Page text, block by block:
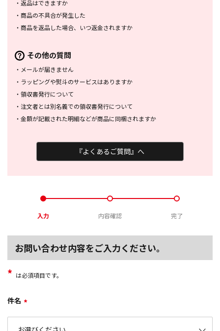
・ 返品はできますか
・ 商品の不具合が発生した
・ 商品を返品した場合、 いつ返金されますか
その他の質問
・ メールが届きません
・ ラッピングや熨斗のサービスはありますか
・ 領収書発行について
・ 注文者とは別名義での領収書発行について
・ 金額が記載された明細などが商品に同梱されますか
『よくあるご質問』へ
入力 内容確認 完了
お問い合わせ内容をご入力ください。
* は必須項目です。
件名 *